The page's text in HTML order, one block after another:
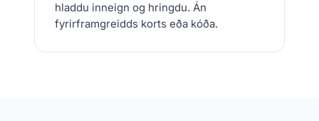
hladdu inneign og hringdu. Án
fyrirframgreidds korts eða kóða.